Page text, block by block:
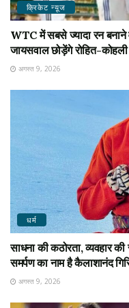
क्रिकेट न्यू़ज
WTC में सबसे ज्यादा रन बनाने
जायसवाल छोड़ेंगे रोहित-
अगस्त 9, 2026
धर्म
साधना की कठोरता, व्यवहार
समर्पण का नाम है कैलाशानंद
अगस्त 9, 2026